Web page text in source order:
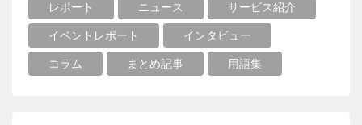
レポート ニュース サービス紹介
イベントレポート インタビュー
コラム まとめ記事 用語集